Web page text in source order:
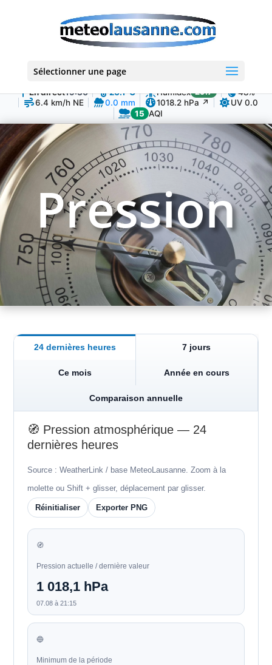
Sélectionner une page
En direct19:30 26.1°C Humidex 29.7
48%
6.4 km/h NE
0.0 mm 1018.2 hPa ↗
UV 0.0
15 AQI
Pression
24 dernières heures 7 jours
Ce mois Année en cours
Comparaison annuelle
🧭 Pression atmosphérique — 24
dernières heures
Source : WeatherLink / base MeteoLausanne. Zoom à la
molette ou Shift + glisser, déplacement par glisser.
Réinitialiser Exporter PNG
🧭
Pression actuelle / dernière valeur
1 018,1 hPa
07.08 à 21:15
🔵
Minimum de la période